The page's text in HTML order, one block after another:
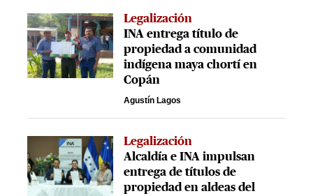
Legalización
INA entrega título de
propiedad a comunidad
indígena maya chortí en
Copán
Agustín Lagos
Legalización
Alcaldía e INA impulsan
entrega de títulos de
propiedad en aldeas del